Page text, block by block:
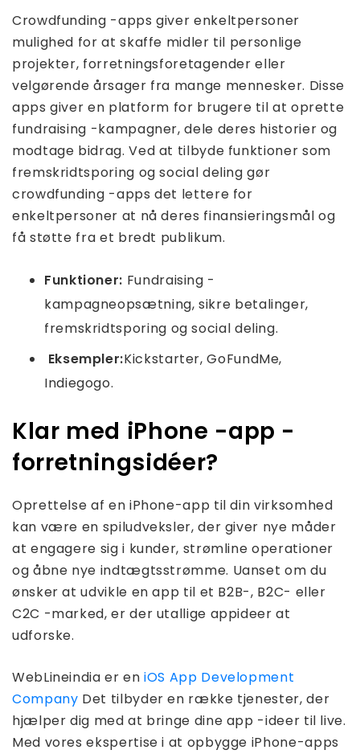
Crowdfunding -apps giver enkeltpersoner
mulighed for at skaffe midler til personlige
projekter, forretningsforetagender eller
velgørende årsager fra mange mennesker. Disse
apps giver en platform for brugere til at oprette
fundraising -kampagner, dele deres historier og
modtage bidrag. Ved at tilbyde funktioner som
fremskridtsporing og social deling gør
crowdfunding -apps det lettere for
enkeltpersoner at nå deres finansieringsmål og
få støtte fra et bredt publikum.
Funktioner: Fundraising -
kampagneopsætning, sikre betalinger,
fremskridtsporing og social deling.
Eksempler:Kickstarter, GoFundMe,
Indiegogo.
Klar med iPhone -app -
forretningsidéer?
Oprettelse af en iPhone-app til din virksomhed
kan være en spiludveksler, der giver nye måder
at engagere sig i kunder, strømline operationer
og åbne nye indtægtsstrømme. Uanset om du
ønsker at udvikle en app til et B2B-, B2C- eller
C2C -marked, er der utallige appideer at
udforske.
WebLineindia er eniOS App Development
Company Det tilbyder en række tjenester, der
hjælper dig med at bringe dine app -ideer til live.
Med vores ekspertise i at opbygge iPhone-apps